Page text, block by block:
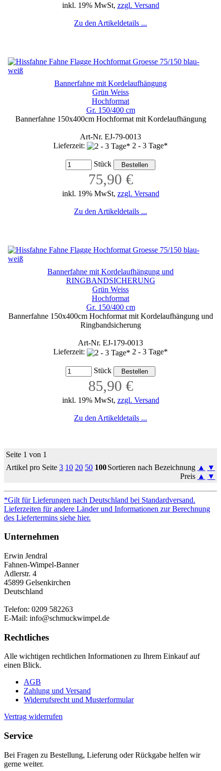
inkl. 19% MwSt, zzgl. Versand
Zu den Artikeldetails ...
Bannerfahne mit Kordelaufhängung
Grün Weiss
Hochformat
Gr. 150/400 cm
Bannerfahne 150x400cm Hochformat mit Kordelaufhängung
Art-Nr. EJ-79-0013
Lieferzeit:
2 - 3 Tage*
Stück
75,90 €
inkl. 19% MwSt, zzgl. Versand
Zu den Artikeldetails ...
Bannerfahne mit Kordelaufhängung und
RINGBANDSICHERUNG
Grün Weiss
Hochformat
Gr. 150/400 cm
Bannerfahne 150x400cm Hochformat mit Kordelaufhängung und
Ringbandsicherung
Art-Nr. EJ-179-0013
Lieferzeit:
2 - 3 Tage*
Stück
85,90 €
inkl. 19% MwSt, zzgl. Versand
Zu den Artikeldetails ...
Seite 1 von 1
Artikel pro Seite 3 10 20 50 100Sortieren nach Bezeichnung ▲
▼
Preis ▲ ▼
*Gilt für Lieferungen nach Deutschland bei Standardversand.
Lieferzeiten für andere Länder und Informationen zur Berechnung
des Liefertermins siehe hier.
Unternehmen
Erwin Jendral
Fahnen-Wimpel-Banner
Adlerstr. 4
45899 Gelsenkirchen
Deutschland
Telefon: 0209 582263
E-Mail: info@schmuckwimpel.de
Rechtliches
Alle wichtigen rechtlichen Informationen zu Ihrem Einkauf auf
einen Blick.
AGB
Zahlung und Versand
Widerrufsrecht und Musterformular
Vertrag widerrufen
Service
Bei Fragen zu Bestellung, Lieferung oder Rückgabe helfen wir
gerne weiter.